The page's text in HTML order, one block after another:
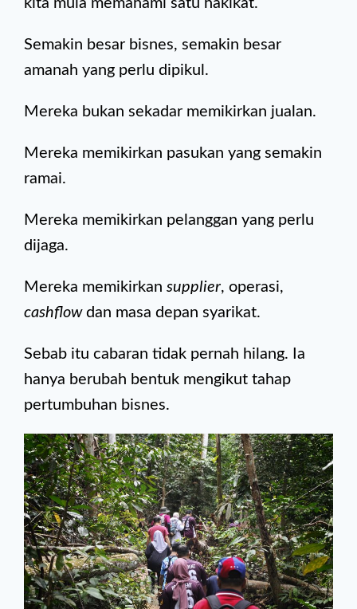
kita mula memahami satu hakikat.
Semakin besar bisnes, semakin besar
amanah yang perlu dipikul.
Mereka bukan sekadar memikirkan jualan.
Mereka memikirkan pasukan yang semakin
ramai.
Mereka memikirkan pelanggan yang perlu
dijaga.
Mereka memikirkan supplier, operasi,
cashflow dan masa depan syarikat.
Sebab itu cabaran tidak pernah hilang. Ia
hanya berubah bentuk mengikut tahap
pertumbuhan bisnes.